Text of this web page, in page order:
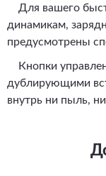
Для вашего
динамикам,
предусмотрены
Кнопки
дублирующими
внутрь ни пыль,